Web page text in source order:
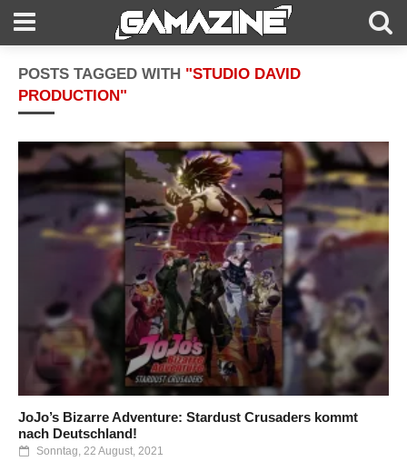
POSTS TAGGED WITH "STUDIO DAVID
PRODUCTION"
JoJo’s Bizarre Adventure: Stardust Crusaders kommt
nach Deutschland!
Sonntag, 22 August, 2021